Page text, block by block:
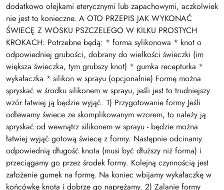
dodatkowo olejkami eterycznymi lub zapachowymi, aczkolwiek
nie jest to konieczne. A OTO PRZEPIS JAK WYKONAĆ
ŚWIECĘ Z WOSKU PSZCZELEGO W KILKU PROSTYCH
KROKACH: Potrzebne będą: * forma sylikonowa * knot o
odpowiedniej grubości, dobrany do wielkości świeczki (im
większa świeczka, tym grubszy knot) * gumka recepturka *
wykałaczka * silikon w sprayu (opcjonalnie) Formę można
spryskać w środku silikonem w sprayu, jeśli jest to trudniejszy
wzór łatwiej ją będzie wyjąć. 1) Przygotowanie formy Jeśli
odlewamy świece ze skomplikowanym wzorem, to należy ją
spryskać od wewnątrz silikonem w sprayu - będzie można
łatwiej wyjąć gotową świecę z formy. Następnie odcinamy
odpowiednią długość knota (musi być dłuższy niż forma) i
przeciągamy go przez środek formy. Kolejną czynnością jest
założenie gumek na formę. Na koniec wbijamy wykałaczkę w
końcówkę knota i dobrze go naprężamy. 2) Zalanie formy